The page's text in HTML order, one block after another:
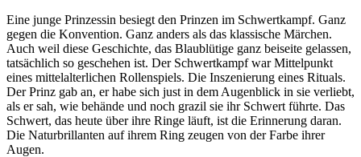
Eine junge Prinzessin besiegt den Prinzen im Schwertkampf. Ganz
gegen die Konvention. Ganz anders als das klassische Märchen.
Auch weil diese Geschichte, das Blaublütige ganz beiseite gelassen,
tatsächlich so geschehen ist. Der Schwertkampf war Mittelpunkt
eines mittelalterlichen Rollenspiels. Die Inszenierung eines Rituals.
Der Prinz gab an, er habe sich just in dem Augenblick in sie verliebt,
als er sah, wie behände und noch grazil sie ihr Schwert führte. Das
Schwert, das heute über ihre Ringe läuft, ist die Erinnerung daran.
Die Naturbrillanten auf ihrem Ring zeugen von der Farbe ihrer
Augen.